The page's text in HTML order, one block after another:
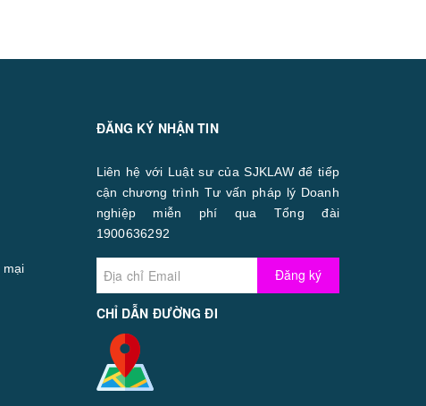
mại
ĐĂNG KÝ NHẬN TIN
Liên hệ với Luật sư của SJKLAW để tiếp
cận chương trình Tư vấn pháp lý Doanh
nghiệp miễn phí qua Tổng đài
1900636292
Đăng ký
CHỈ DẪN ĐƯỜNG ĐI